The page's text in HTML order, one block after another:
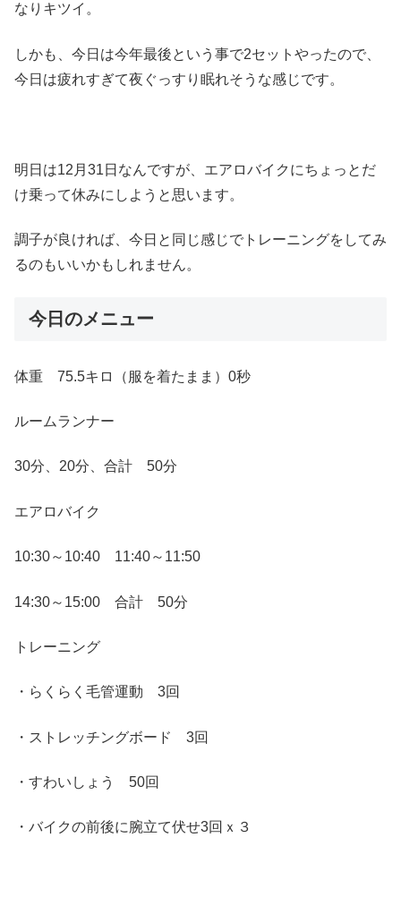
なりキツイ。
しかも、今日は今年最後という事で2セットやったので、
今日は疲れすぎて夜ぐっすり眠れそうな感じです。
明日は12月31日なんですが、エアロバイクにちょっとだ
け乗って休みにしようと思います。
調子が良ければ、今日と同じ感じでトレーニングをしてみ
るのもいいかもしれません。
今日のメニュー
体重 75.5キロ（服を着たまま）0秒
ルームランナー
30分、20分、合計 50分
エアロバイク
10:30～10:40 11:40～11:50
14:30～15:00 合計 50分
トレーニング
・らくらく毛管運動 3回
・ストレッチングボード 3回
・すわいしょう 50回
・バイクの前後に腕立て伏せ3回ｘ３